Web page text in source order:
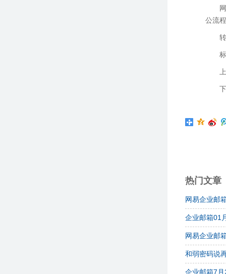
公流
热门文章
网易企业邮
企业邮箱01
网易企业邮
和弱密码说
企业邮箱7